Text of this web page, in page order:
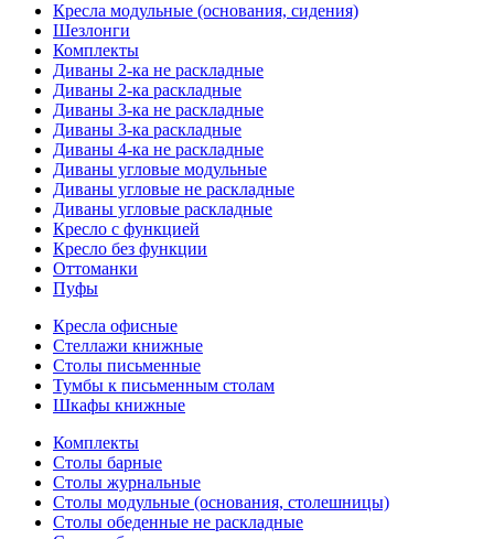
Кресла модульные (основания, сидения)
Шезлонги
Комплекты
Диваны 2-ка не раскладные
Диваны 2-ка раскладные
Диваны 3-ка не раскладные
Диваны 3-ка раскладные
Диваны 4-ка не раскладные
Диваны угловые модульные
Диваны угловые не раскладные
Диваны угловые раскладные
Кресло с функцией
Кресло без функции
Оттоманки
Пуфы
Кресла офисные
Стеллажи книжные
Столы письменные
Тумбы к письменным столам
Шкафы книжные
Комплекты
Столы барные
Столы журнальные
Столы модульные (основания, столешницы)
Столы обеденные не раскладные